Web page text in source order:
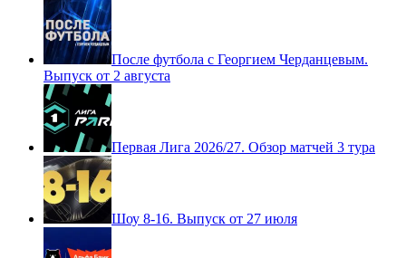
После футбола с Георгием Черданцевым.
Выпуск от 2 августа
Первая Лига 2026/27. Обзор матчей 3 тура
Шоу 8-16. Выпуск от 27 июля